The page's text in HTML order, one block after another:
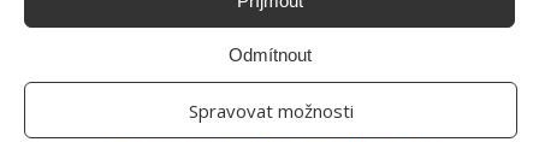
Odmítnout
Spravovat možnosti
Okurky a kopr se perfektně doplňují na zahradě
i při nakládání. Díky tomuto postupu chutnají